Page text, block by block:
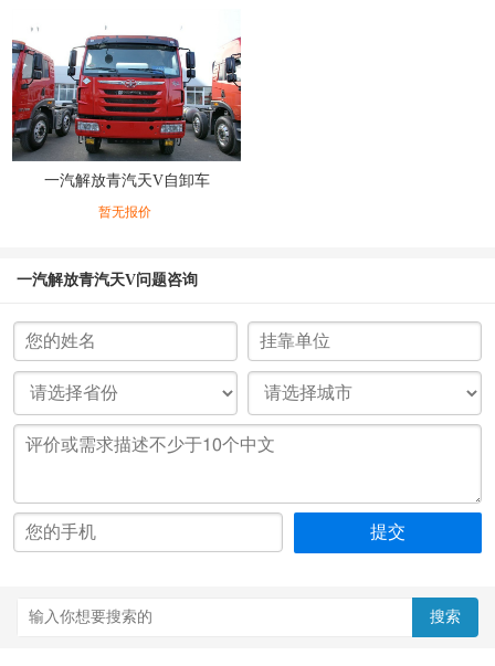
一汽解放青汽天V自卸车
暂无报价
一汽解放青汽天V问题咨询